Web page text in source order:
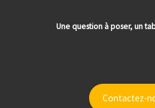
Une question à poser, un
Contactez-